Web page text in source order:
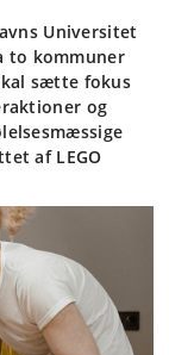
Universitet
to kommuner
sætte fokus
og
af LEGO